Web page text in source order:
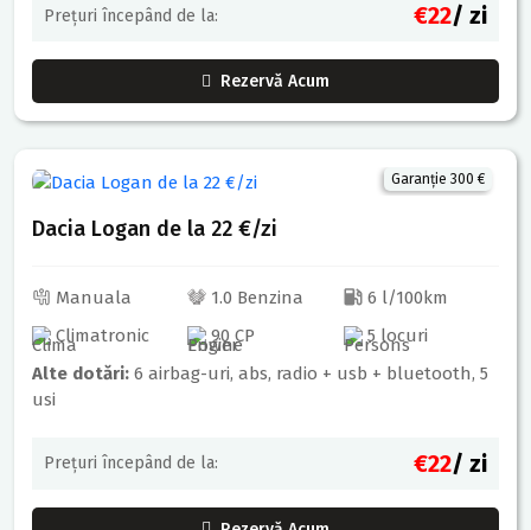
Prețuri începând de la: €22/ zi
Rezervă Acum
Garanție 300 €
Dacia Logan de la 22 €/zi
Manuala 1.0 Benzina
6 l/100km
Climatronic
90 CP
5 locuri
Alte dotări: 6 airbag-uri, abs, radio + usb + bluetooth, 5
usi
Prețuri începând de la: €22/ zi